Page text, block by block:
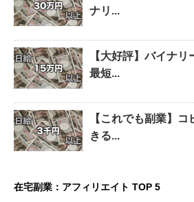
ナリ...
【大好評】バイナ
最短...
【これでも副業】
きる...
在宅副業：アフィリエイト TOP 5